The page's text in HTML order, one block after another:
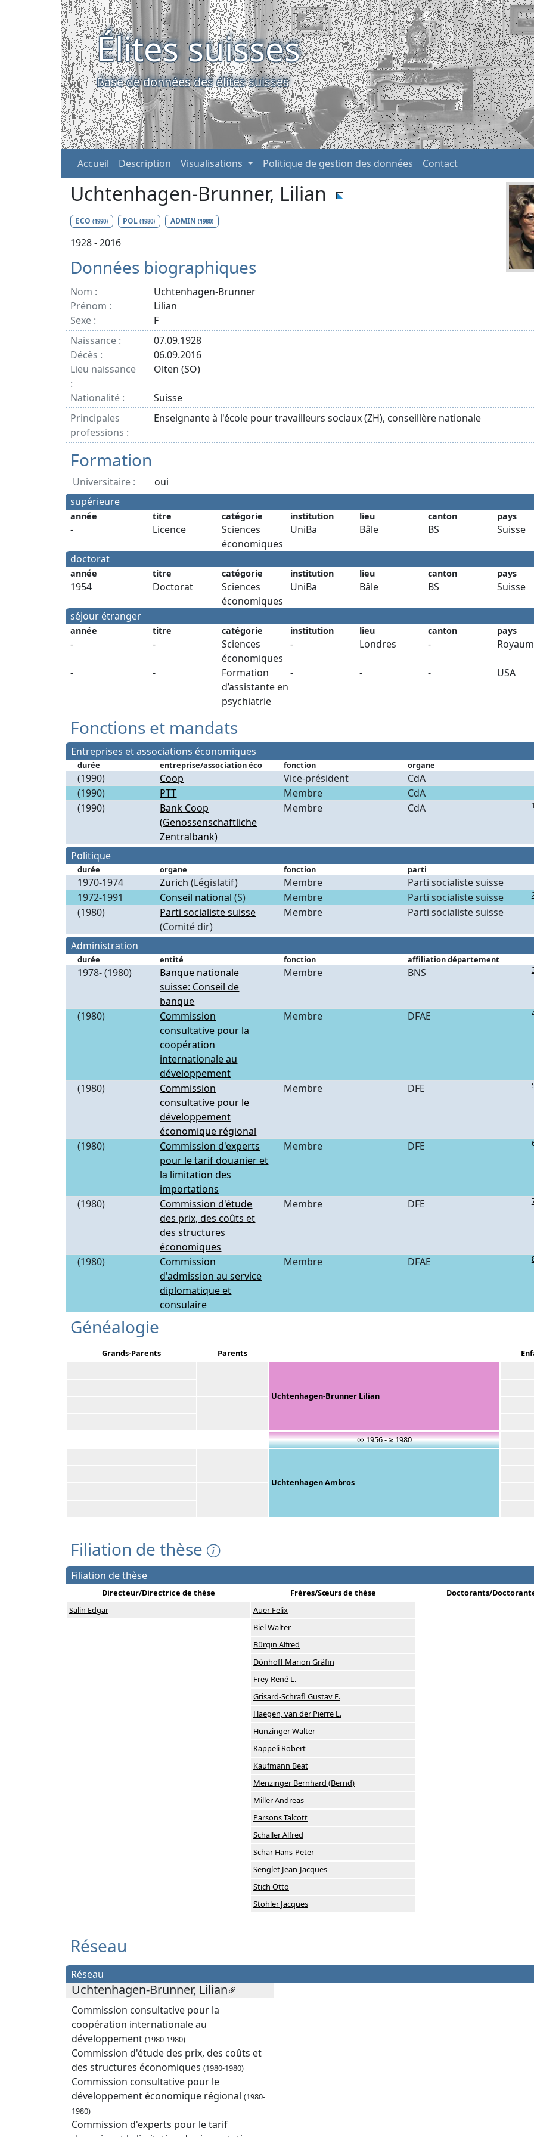
Élites suisses
Base de données des élites suisses
Accueil Description Visualisations Politique de gestion des données Contact
Uchtenhagen-Brunner, Lilian
ECO (1990) POL(1980) ADMIN (1980)
1928 - 2016
Données biographiques
Nom :
Uchtenhagen-Brunner
Prénom :
Lilian
Sexe :
F
Naissance :
07.09.1928
Décès :
06.09.2016
Lieu naissance
:
Olten (SO)
Nationalité :
Suisse
Principales
professions :
Enseignante à l'école pour travailleurs sociaux (ZH), conseillère nationale
Formation
Universitaire :
oui
supérieure
année titre catégorie institution lieu canton pays
- Licence
Sciences
économiques
UniBa Bâle BS Suisse
doctorat
année titre catégorie institution lieu canton pays
1954 Doctorat
Sciences
économiques
UniBa Bâle BS Suisse
séjour étranger
année titre catégorie institution lieu canton pays
- -
Sciences
économiques
- Londres -
- -
Formation
d’assistante en
psychiatrie
- - - USA
Fonctions et mandats
Entreprises et associations économiques
durée entreprise/association éco fonction organe
(1990) Coop Vice-président
CdA
(1990)
PTT Membre
CdA
(1990)
Bank Coop
(Genossenschaftliche
Zentralbank)
Membre CdA 1
Politique
durée organe fonction parti
1970-1974 Zurich (Législatif) Membre
Parti socialiste suisse
1972-1991
Conseil national (S) Membre Parti socialiste suisse
(1980)
Parti socialiste suisse
(Comité dir)
Membre Parti socialiste suisse
Administration
durée entité fonction affiliation département
1978- (1980)
Banque nationale
suisse: Conseil de
banque
Membre BNS
(1980)
Commission
consultative pour la
coopération
internationale au
développement
Membre DFAE
(1980)
Commission
consultative pour le
développement
économique régional
Membre DFE
(1980)
Commission d'experts
pour le tarif douanier et
la limitation des
importations
Membre DFE
(1980)
Commission d'étude
des prix, des coûts et
des structures
économiques
Membre DFE
(1980)
Commission
d'admission au service
diplomatique et
consulaire
Membre DFAE
Généalogie
Grands-Parents Parents
Uchtenhagen-Brunner Lilian
∞ 1956 - ≥ 1980
Uchtenhagen Ambros
Filiation de thèse
Filiation de thèse
Directeur/Directrice de thèse Frères/Sœurs de thèse
Doctorants/
Salin Edgar
Auer Felix
Biel Walter
Bürgin Alfred
Dönhoff Marion Gräfin
Frey René L.
Grisard-Schrafl Gustav E.
Haegen, van der Pierre L.
Hunzinger Walter
Käppeli Robert
Kaufmann Beat
Menzinger Bernhard (Bernd)
Miller Andreas
Parsons Talcott
Schaller Alfred
Schär Hans-Peter
Senglet Jean-Jacques
Stich Otto
Stohler Jacques
Réseau
Réseau
Uchtenhagen-Brunner, Lilian
Commission consultative pour la
coopération internationale au
développement (1980-1980)
Commission d'étude des prix, des coûts et
des structures économiques (1980-1980)
Commission consultative pour le
développement économique régional (1980-
1980)
Commission d'experts pour le tarif